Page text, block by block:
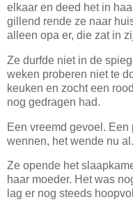
elkaar en deed het in
gillend rende ze naar
alleen opa er, die zat in
Ze durfde niet in de
weken proberen niet te
keuken en zocht een
nog gedragen had.
Een vreemd gevoel.
wennen, het wende nu al.
Ze opende het
haar moeder. Het was
lag er nog steeds